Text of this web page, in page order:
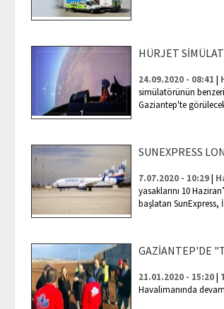
HÜRJET
24.09.2020 - 08:41 |
simülatörünün
Gaziantep'te
SUNEXPRESS
7.07.2020 - 10:29|
yasaklarını 10
başlatan SunExpress,
GAZİANTEP'DE
21.01.2020 - 15:20|
Havalimanında